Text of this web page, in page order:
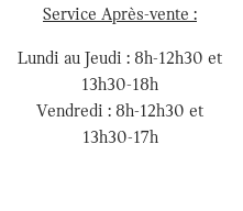
Service Après-vente :
Lundi au Jeudi : 8h-12h30 et
13h30-18h
Vendredi : 8h-12h30 et
13h30-17h